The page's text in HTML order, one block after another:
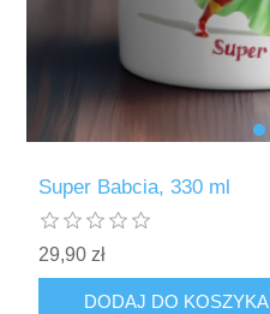
Super Babcia, 330 ml
29,90 zł
DODAJ DO KOSZYKA